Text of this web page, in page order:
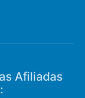
Afiliadas